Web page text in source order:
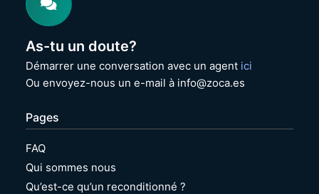
B
A
M
|
5
2
G
B
S
S
D
As-tu un doute?
Démarrer une conversation avec un agent ici
Ou envoyez-nous un e-mail à info@zoca.es
Pages
FAQ
Qui sommes nous
Qu’est-ce qu’un reconditionné ?